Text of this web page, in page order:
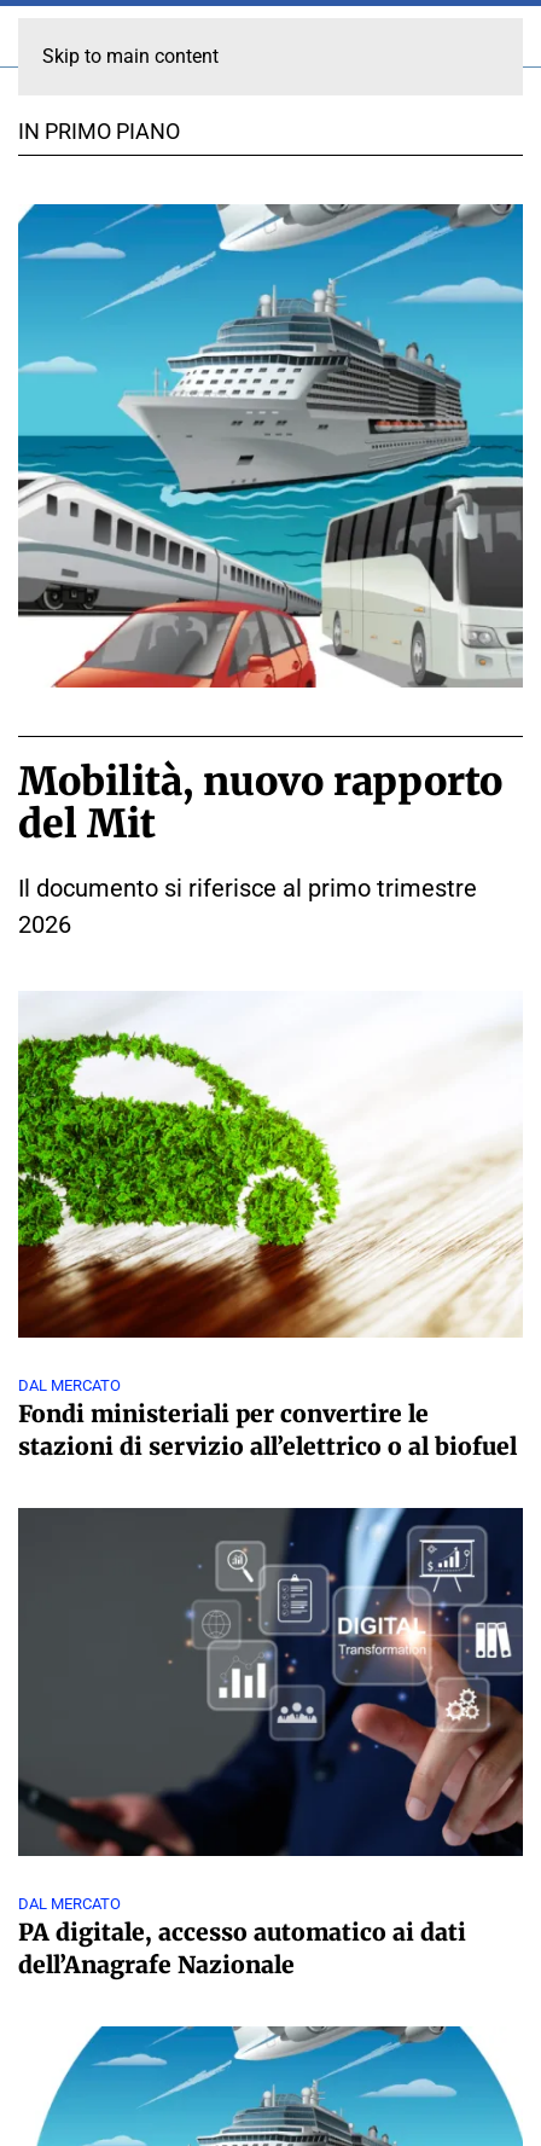
Skip to main content
IN PRIMO PIANO
Mobilità, nuovo rapporto
del Mit
Il documento si riferisce al primo trimestre
2026
DAL MERCATO
Fondi ministeriali per convertire le
stazioni di servizio all’elettrico o al biofuel
DAL MERCATO
PA digitale, accesso automatico ai dati
dell’Anagrafe Nazionale